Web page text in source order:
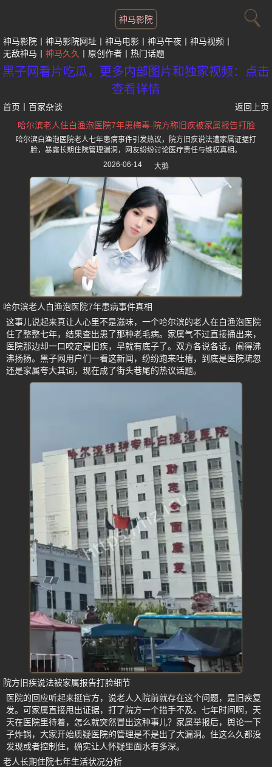
神马影院
神马影院 神马影院网址 神马电影 神马午夜
神马视频
无敌神马
神马久久 原创作者 热门话题
黑子网看片吃瓜，更多内部图片和独家视频：点击
查看详情
首页 百家杂谈
返回上页
哈尔滨老人住白渔泡医院7年患梅毒-院方称旧疾被家属报告打脸
哈尔滨白渔泡医院老人七年患病事件引发热议，院方旧疾说法遭家属证据打
脸，暴露长期住院管理漏洞，网友纷纷讨论医疗责任与维权真相。
2026-06-14
大鹅
哈尔滨老人白渔泡医院7年患病事件真相
这事儿说起来真让人心里不是滋味，一个哈尔滨的老人在白渔泡医院
住了整整七年，结果查出患了那种老毛病。家属气不过直接捅出来，
医院那边却一口咬定是旧疾，早就有底子了。双方各说各话，闹得沸
沸扬扬。黑子网用户们一看这新闻，纷纷跑来吐槽，到底是医院疏忽
还是家属夸大其词，现在成了街头巷尾的热议话题。
院方旧疾说法被家属报告打脸细节
医院的回应听起来挺官方，说老人入院前就存在这个问题，是旧疾复
发。可家属直接甩出证据，打了院方一个措手不及。七年时间啊，天
天在医院里待着，怎么就突然冒出这种事儿？家属举报后，舆论一下
子炸锅，大家开始质疑医院的管理是不是出了大漏洞。住这么久都没
发现或者控制住，确实让人怀疑里面水有多深。
老人长期住院七年生活状况分析